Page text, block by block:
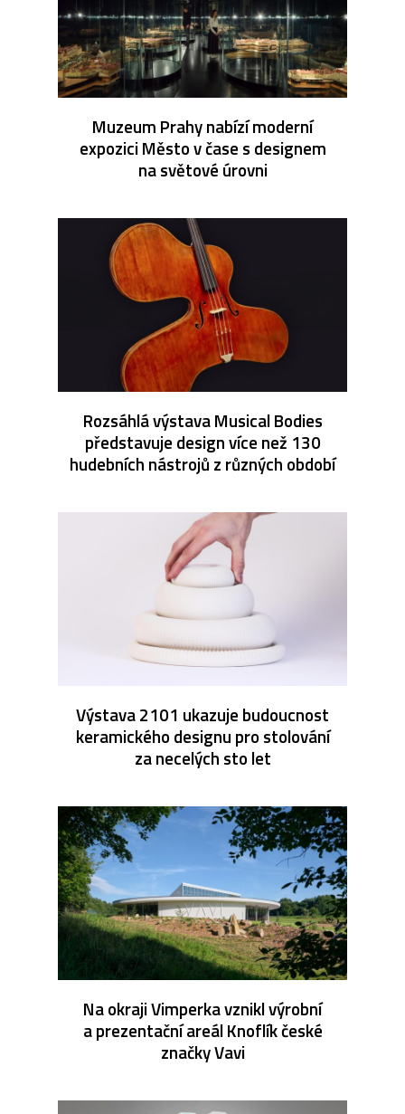
Muzeum Prahy nabízí moderní
expozici Město v čase s designem
na světové úrovni
Rozsáhlá výstava Musical Bodies
představuje design více než 130
hudebních nástrojů z různých období
Výstava 2101 ukazuje budoucnost
keramického designu pro stolování
za necelých sto let
Na okraji Vimperka vznikl výrobní
a prezentační areál Knoflík české
značky Vavi